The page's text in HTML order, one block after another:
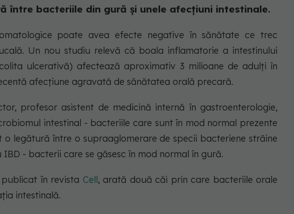
între bacteriile din gură și unele afecțiuni intestinale.
poate avea efecte negative în sănătate ce trec
Un nou studiu relevă că boala inflamatorie a intestinului
ulcerativă) afectează aproximativ 3 milioane de adulți în
afecțiune agravată de sănătatea orală precară.
profesor asistent de medicină internă în gastroenterologie,
intestinal - bacteriile care sunt în mod normal prezente
o legătură între o supraaglomerare de specii bacteriene străine
IBD - bacterii care se găsesc în mod normal în gură.
în revista Cell, arată două căi prin care bacteriile orale
intestinală.